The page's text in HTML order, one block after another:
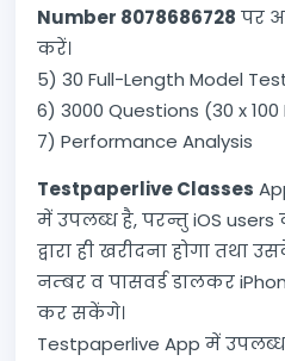
Number 8078686728 पर
करें।
5) 30 Full-Length Model
6) 3000 Questions (30 x 100
7) Performance Analysis
Testpaperlive Classes
में उपलब्ध है, परन्तु iOS users
द्वारा ही खरीदना होगा तथा
नम्बर व पासवर्ड डालकर
कर सकेंगे।
Testpaperlive App में